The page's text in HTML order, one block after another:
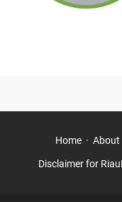
December(3)
►July(3)
►August(8)
Home About
Disclaimer for